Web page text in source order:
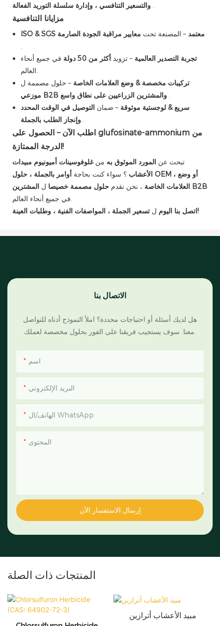
.
مزايانا التنافسية
ISO & SGS معتمد– المصنعة تحت معايير مراقبة الجودة الصارمة
.
تجربة التصدير العالمية– تزويدأكثر من 50 دولة
في جميع أنحاء
العالم.
تركيبات مخصصة & وضع العلامات الخاصة– حلول مصممة ل
موزعي B2B والمشترين الزراعيين على نطاق واسع .
سريع & لوجستية موثوقة– ضمان التوصيل في الوقت المحدد
وإنجاز الطلب بالجملة .
اطلب الآن – الحصول على glufosinate-ammonium من
الدرجة الممتازة!
تبحث عن المورد الموثوق به منغلوفوسينات أميونيوم مبيدات
الأعشاب ؟ سواء كنت بحاجة أوامر بالجملة ، حلول OEM ، أو وضع
العلامات الخاصة ، نحن نقدم حلول مصممة خصيصا ل
المشترين B2B
في جميع أنحاء العالم.
اتصل بنا اليوم ل تسعير الجملة ، المواصفات الفنية ، وطلبات العينة!
الاتصال بنا
هل لديك أسئلة أو احتياجات محددة؟ املأ النموذج أدناه للتواصل
اسم
البريد الإلكتروني
الهاتف/ال WhatsApp
المحتوى
إرسال الاستفسار الآن
المنتجات ذات الصلة
مبيد الأعشاب أترازين